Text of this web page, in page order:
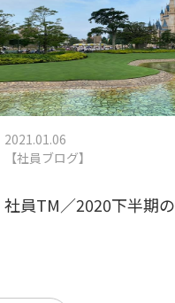
2021.01.06
【社員ブログ】
社員TM／2020下半期